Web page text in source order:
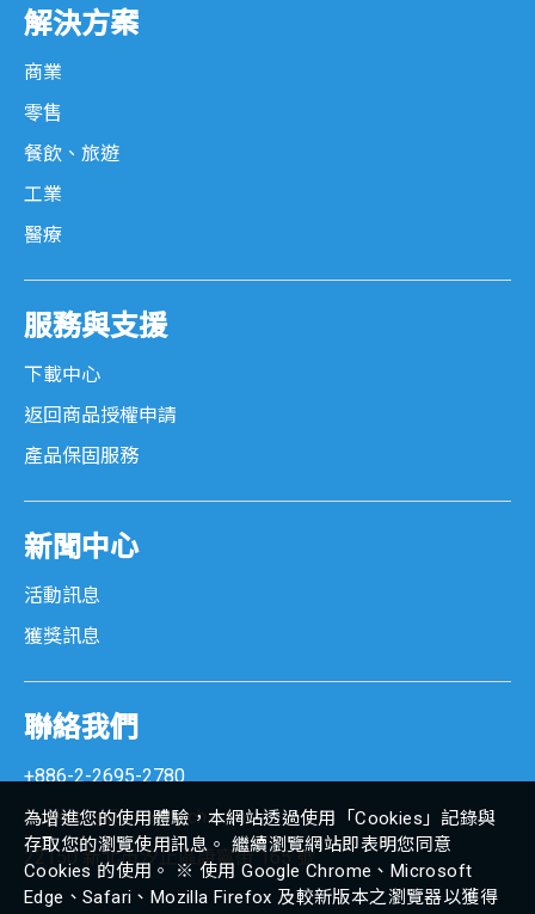
解決方案
商業
零售
餐飲、旅遊
工業
醫療
服務與支援
下載中心
返回商品授權申請
產品保固服務
新聞中心
活動訊息
獲獎訊息
聯絡我們
+886-2-2695-2780
marketing@senortech.com
22150 新北市汐止區康寧街 165 號
為增進您的使用體驗，本網站透過使用「Cookies」記錄與
存取您的瀏覽使用訊息。 繼續瀏覽網站即表明您同意
Cookies 的使用。 ※ 使用 Google Chrome、Microsoft
Edge、Safari、Mozilla Firefox 及較新版本之瀏覽器以獲得